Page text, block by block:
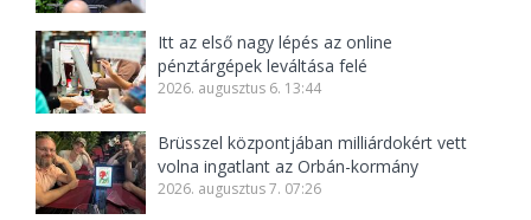
Itt az első nagy lépés az online
pénztárgépek leváltása felé
2026. augusztus 6. 13:44
Brüsszel központjában milliárdokért vett
volna ingatlant az Orbán-kormány
2026. augusztus 7. 07:26